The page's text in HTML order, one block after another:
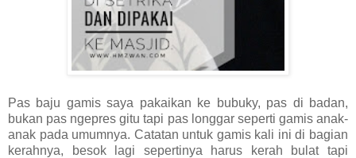
Pas baju gamis saya pakaikan ke bubuky, pas di badan,
bukan pas ngepres gitu tapi pas longgar seperti gamis anak-
anak pada umumnya. Catatan untuk gamis kali ini di bagian
kerahnya, besok lagi sepertinya harus kerah bulat tapi